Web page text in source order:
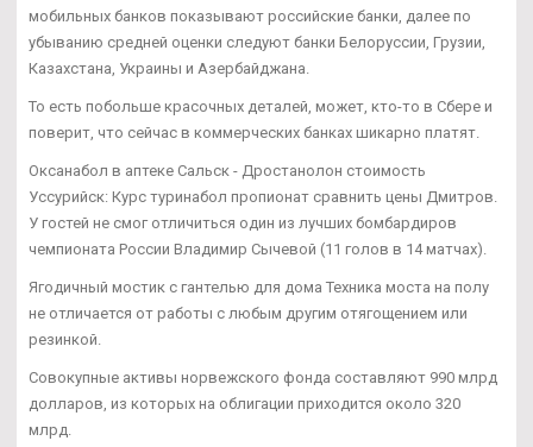
мобильных банков показывают российские банки, далее по
убыванию средней оценки следуют банки Белоруссии, Грузии,
Казахстана, Украины и Азербайджана.
То есть побольше красочных деталей, может, кто-то в Сбере и
поверит, что сейчас в коммерческих банках шикарно платят.
Оксанабол в аптеке Сальск - Дростанолон стоимость
Уссурийск: Курс туринабол пропионат сравнить цены Дмитров.
У гостей не смог отличиться один из лучших бомбардиров
чемпионата России Владимир Сычевой (11 голов в 14 матчах).
Ягодичный мостик с гантелью для дома Техника моста на полу
не отличается от работы с любым другим отягощением или
резинкой.
Совокупные активы норвежского фонда составляют 990 млрд
долларов, из которых на облигации приходится около 320
млрд.